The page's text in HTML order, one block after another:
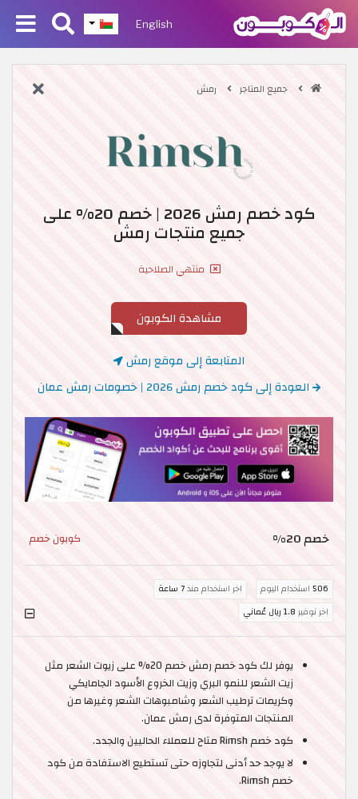
English
جميع المتاجر رمش
كود خصم رمش 2026 | خصم 20% على
جميع منتجات رمش
منتهي الصلاحية
مشاهدة الكوبون
المتابعة إلى موقع رمش
العودة إلى كود خصم رمش 2026 | خصومات رمش عمان
خصم 20% كوبون خصم
506 استخدام اليوم اخر استخدام منذ7 ساعة
اخر توفير 1.8 ريال عُماني
يوفر لك كود خصم رمش خصم 20% على زيوت الشعر مثل
زيت الشعر للنمو البري وزيت الخروع الأسود الجامايكي
وكريمات ترطيب الشعر وشامبوهات الشعر وغيرها من
المنتجات المتوفرة لدى رمش عمان.
كود خصم Rimsh متاح للعملاء الحاليين والجدد.
لا يوجد حد أدنى لتجاوزه حتى تستطيع الاستفادة من كود
خصم Rimsh.